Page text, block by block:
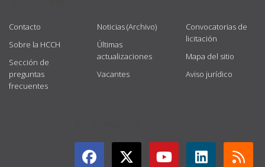
Contacto
Sobre la HCCH
Sección de
preguntas
frecuentes
Noticias (Archivo)
Últimas
actualizaciones
Vacantes
Convocatorias de
licitación
Mapa del sitio
Aviso jurídico